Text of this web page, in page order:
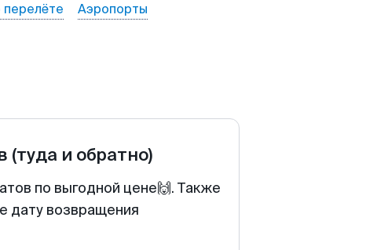
Аэропорты
(туда и обратно)
по выгодной цене🙌. Также
дату возвращения